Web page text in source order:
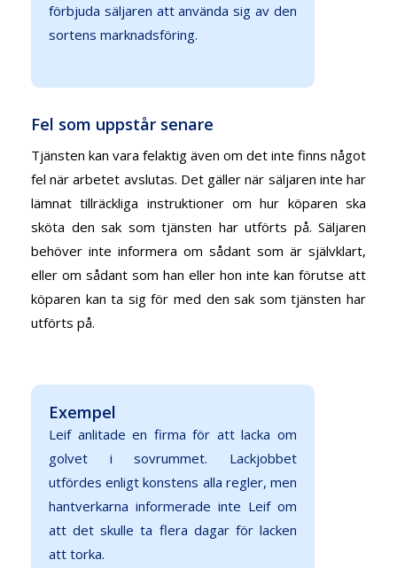
förbjuda säljaren att använda sig av den
sortens marknadsföring.
Fel som uppstår senare
Tjänsten kan vara felaktig även om det inte finns något
fel när arbetet avslutas. Det gäller när säljaren inte har
lämnat tillräckliga instruktioner om hur köparen ska
sköta den sak som tjänsten har utförts på. Säljaren
behöver inte informera om sådant som är självklart,
eller om sådant som han eller hon inte kan förutse att
köparen kan ta sig för med den sak som tjänsten har
utförts på.
Exempel
Leif anlitade en firma för att lacka om
golvet i sovrummet. Lackjobbet
utfördes enligt konstens alla regler, men
hantverkarna informerade inte Leif om
att det skulle ta flera dagar för lacken
att torka.